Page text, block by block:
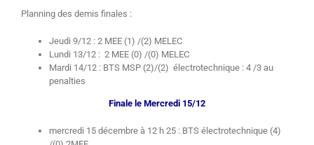
Planning des demis finales :
Jeudi 9/12 : 2 MEE (1) /(2) MELEC
Lundi 13/12 : 2 MEE (0) /(0) MELEC
Mardi 14/12 : BTS MSP (2)/(2) électrotechnique : 4 /3 au
penalties
Finale le Mercredi 15/12
mercredi 15 décembre à 12 h 25 : BTS électrotechnique (4)